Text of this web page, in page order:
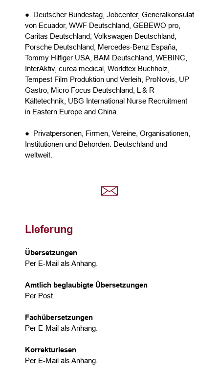
● Deutscher Bundestag, Jobcenter, Generalkonsulat
von Ecuador, WWF Deutschland, GEBEWO pro,
Caritas Deutschland, Volkswagen Deutschland,
Porsche Deutschland, Mercedes-Benz España,
Tommy Hilfiger USA, BAM Deutschland, WEBINC,
InterAktiv, curea medical, Worldtex Buchholz,
Tempest Film Produktion und Verleih, ProNovis, UP
Gastro, Micro Focus Deutschland, L & R
Kältetechnik, UBG International Nurse Recruitment
in Eastern Europe and China.
● Privatpersonen, Firmen, Vereine, Organisationen,
Institutionen und Behörden. Deutschland und
weltweit.
Lieferung
Übersetzungen
Per E-Mail als Anhang.
Amtlich beglaubigte Übersetzungen
Per Post.
Fachübersetzungen
Per E-Mail als Anhang.
Korrekturlesen
Per E-Mail als Anhang.